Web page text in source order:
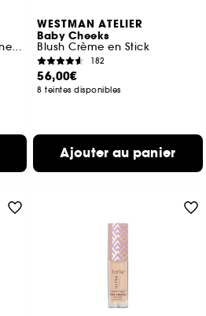
La Poudre Éclat Bonne Mine Naturelle Édition Limitée
WESTMAN ATELIER
Baby Cheeks
Blush Crème en Stick
182
56,00€
8 teintes disponibles
Ajouter au panier